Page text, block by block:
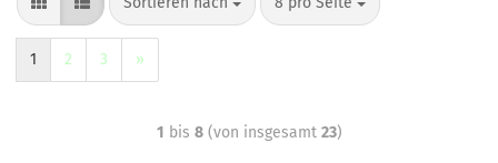
1 2 3 »
1 bis 8(von insgesamt 23)